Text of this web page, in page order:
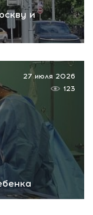
и
27 июля 2026
123